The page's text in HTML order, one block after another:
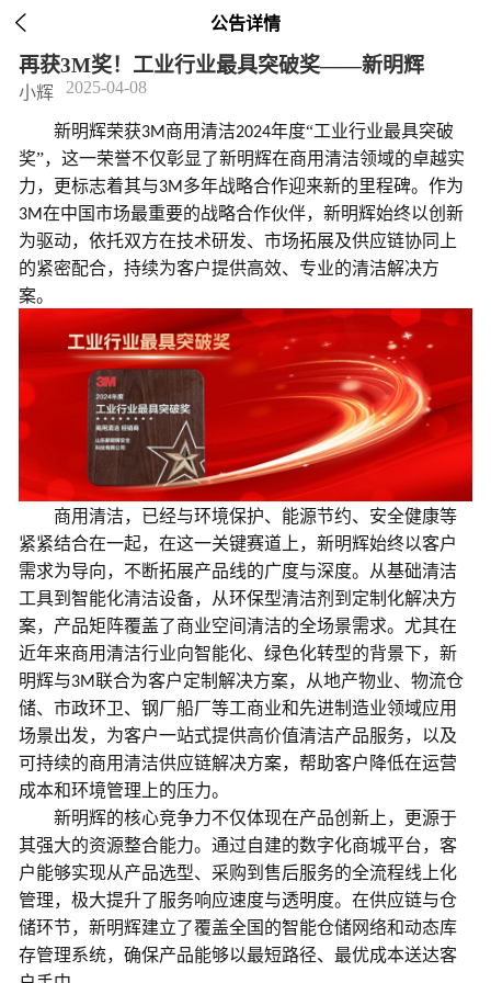
 公告详情
再获3M奖！工业行业最具突破奖——新明辉
小辉 2025-04-08
新明辉荣获3M商用清洁2024年度“工业行业最具突破
奖”，这一荣誉不仅彰显了新明辉在商用清洁领域的卓越实
力，更标志着其与3M多年战略合作迎来新的里程碑。作为
3M在中国市场最重要的战略合作伙伴，新明辉始终以创新
为驱动，依托双方在技术研发、市场拓展及供应链协同上
的紧密配合，持续为客户提供高效、专业的清洁解决方
案。
商用清洁， 已经与环境保护、能源节约、安全健康等
紧紧结合在一起，在这一关键赛道上， 新明辉始终以客户
需求为导向，不断拓展产品线的广度与深度。从基础清洁
工具到智能化清洁设备，从环保型清洁剂到定制化解决方
案，产品矩阵覆盖了商业空间清洁的全场景需求。尤其在
近年来商用清洁行业向智能化、绿色化转型的背景下，新
明辉与3M联合为客户定制解决方案， 从地产物业、物流仓
储、市政环卫、钢厂船厂等工商业和先进制造业领域应用
场景出发， 为客户一站式提供高价值清洁产品服务，以及
可持续的商用清洁供应链解决方案，帮助客户 降低在运营
成本和环境管理上的压力。
新明辉的核心竞争力不仅体现在产品创新上，更源于
其强大的资源整合能力。通过自建的数字化商城平台，客
户能够实现从产品选型、采购到售后服务的全流程线上化
管理，极大提升了服务响应速度与透明度。在供应链与仓
储环节，新明辉建立了覆盖全国的智能仓储网络和动态库
存管理系统，确保产品能够以最短路径、最优成本送达客